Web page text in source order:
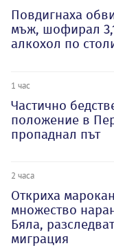
Повдигнаха
мъж, шофирал
алкохол по
1 час
Частично
положение в
пропаднал път
2 часа
Откриха
множество
Бяла,
миграция